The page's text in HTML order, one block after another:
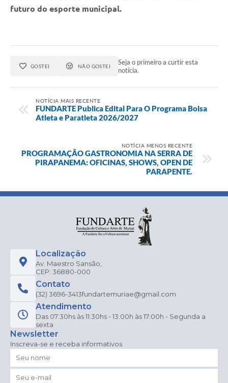
futuro do esporte municipal.
GOSTEI NÃO GOSTEI
Seja o primeiro a curtir esta
notícia.
NOTÍCIA MAIS RECENTE
FUNDARTE Publica Edital Para O Programa Bolsa
Atleta e Paratleta 2026/2027
NOTÍCIA MENOS RECENTE
PROGRAMAÇÃO GASTRONOMIA NA SERRA DE
PIRAPANEMA: OFICINAS, SHOWS, OPEN DE
PARAPENTE.
Localização
Av. Maestro Sansão,
CEP: 36880-000
Contato
(32) 3696-3413fundartemuriae@gmail.com
Atendimento
Das 07:30hs às 11:30hs - 13:00h às 17:00h - Segunda a
sexta
Newsletter
Inscreva-se e receba informativos